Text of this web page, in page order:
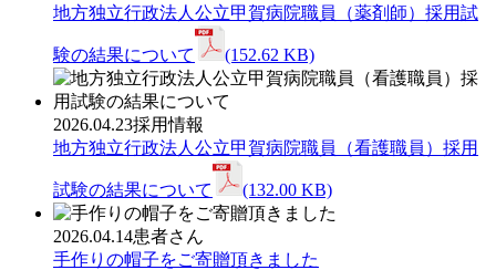
地方独立行政法人公立甲賀病院職員（薬剤師）採用試
験の結果について (152.62 KB)
2026.04.23採用情報
地方独立行政法人公立甲賀病院職員（看護職員）採用
試験の結果について (132.00 KB)
2026.04.14患者さん
手作りの帽子をご寄贈頂きました